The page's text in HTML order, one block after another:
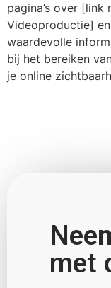
pagina’s over
Videoproductie]
waardevolle
bij het bereiken
je online
met